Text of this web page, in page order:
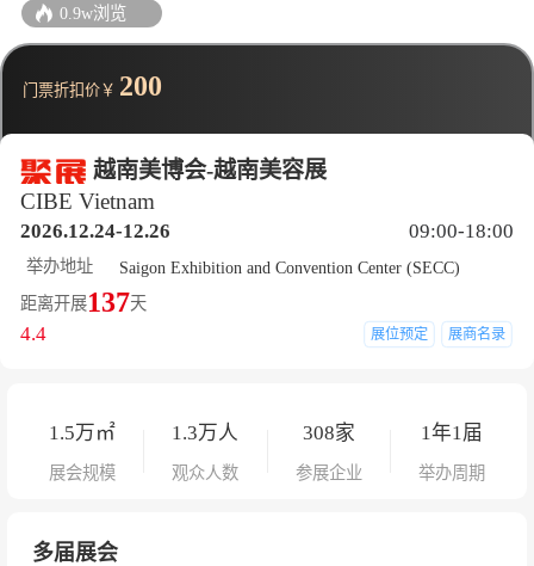
越南美博会-越南美容展
CIBE Vietnam
2026.12.24-12.26 09:00-18:00
举办地址
Saigon Exhibition and Convention Center (SECC)
距离开展137天
4.4 展位预定 展商名录
1.5万㎡
展会规模
1.3万人
观众人数
308家
参展企业
1年1届
举办周期
0.9w浏览
门票折扣价￥ 200
多届展会